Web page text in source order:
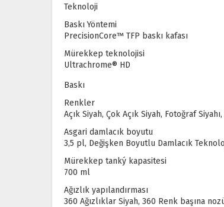
Teknoloji
Baskı Yöntemi
PrecisionCore™ TFP baskı kafası
Mürekkep teknolojisi
Ultrachrome® HD
Baskı
Renkler
Açık Siyah, Çok Açık Siyah, Fotoğraf
Asgari damlacık boyutu
3,5 pl, Değişken Boyutlu Damlacık
Mürekkep tanký kapasitesi
700 ml
Ağızlık yapılandırması
360 Ağızlıklar Siyah, 360 Renk başına